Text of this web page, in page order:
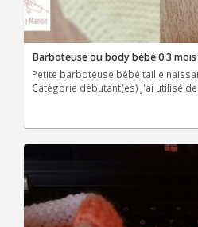
Barboteuse ou body bébé 0.3
Petite barboteuse bébé taille
Catégorie débutant(es) J'ai utilisé